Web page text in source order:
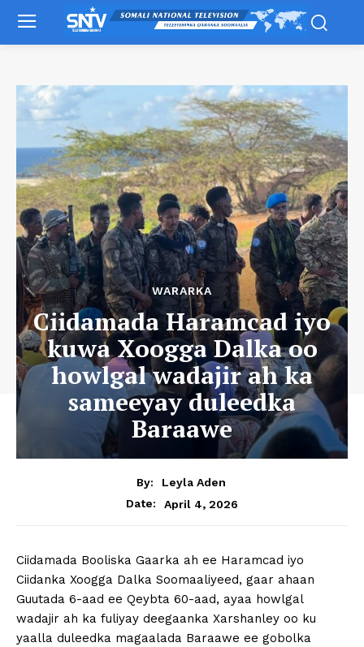
WARARKA
Ciidamada Haramcad iyo
kuwa Xoogga Dalka oo
howlgal wadajir ah ka
sameeyay duleedka
Baraawe
By:
Leyla Aden
Date:
April 4, 2026
Ciidamada Booliska Gaarka ah ee Haramcad iyo
Ciidanka Xoogga Dalka Soomaaliyeed, gaar ahaan
Guutada 6-aad ee Qeybta 60-aad, ayaa howlgal
wadajir ah ka fuliyay deegaanka Xarshanley oo ku
yaalla duleedka magaalada Baraawe ee gobolka